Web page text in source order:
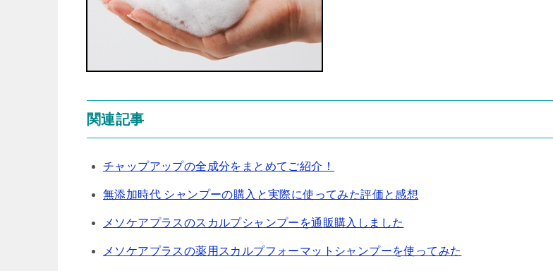
関連記事
チャップアップの全成分をまとめてご紹介！
無添加時代 シャンプーの購入と実際に使ってみた評価と感想
メソケアプラスのスカルプシャンプーを通販購入しました
メソケアプラスの薬用スカルプフォーマットシャンプーを使ってみた